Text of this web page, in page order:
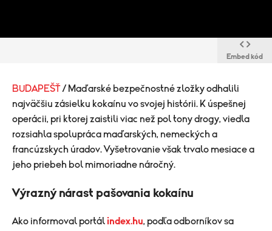
Embed kód
BUDAPEŠŤ/ Maďarské bezpečnostné zložky odhalili
najväčšiu zásielku kokaínu vo svojej histórii. K úspešnej
operácii, pri ktorej zaistili viac než pol tony drogy, viedla
rozsiahla spolupráca maďarských, nemeckých a
francúzskych úradov. Vyšetrovanie však trvalo mesiace a
jeho priebeh bol mimoriadne náročný.
Výrazný nárast pašovania kokaínu
Ako informoval portál index.hu, podľa odborníkov sa